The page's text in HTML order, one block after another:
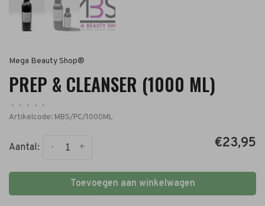
Mega Beauty Shop®
PREP & CLEANSER (1000 ML)
• • • •
•
Artikelcode: MBS/PC/1000ML
Aantal: +
- €23,95
Toevoegen aan winkelwagen